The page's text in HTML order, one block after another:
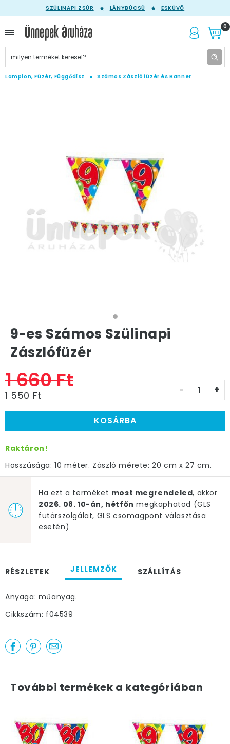
SZÜLINAPI ZSÚR LÁNYBÚCSÚ ESKÜVŐ
0
Lampion, Füzér, Függődísz Számos Zászlófüzér és Banner
9-es Számos Szülinapi
Zászlófüzér
1 660 Ft
1 550 Ft - +
KOSÁRBA
Raktáron!
Hosszúsága: 10 méter. Zászló mérete: 20 cm x 27 cm.
Ha ezt a terméket most megrendeled, akkor
2026. 08. 10-án, hétfőn megkaphatod (GLS
futárszolgálat, GLS csomagpont választása
esetén)
RÉSZLETEK JELLEMZŐK SZÁLLÍTÁS
Anyaga: műanyag.
Cikkszám: f04539
További termékek a kategóriában